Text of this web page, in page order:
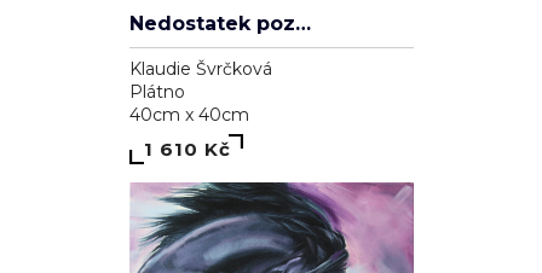
Klaudie Švrčková
Plátno
40cm x 40cm
1 610 Kč